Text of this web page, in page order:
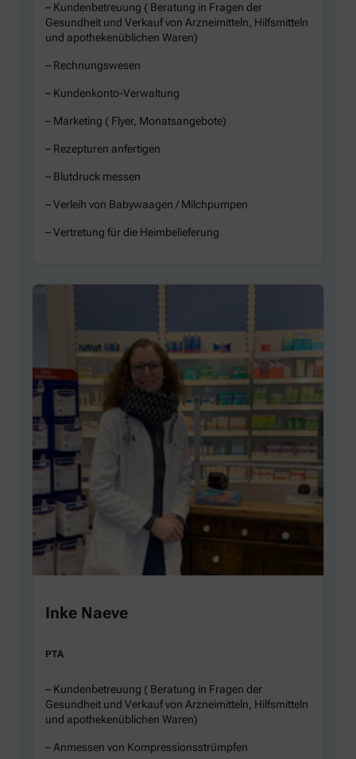
– Kundenbetreuung ( Beratung in Fragen der
Gesundheit und Verkauf von Arzneimitteln, Hilfsmitteln
und apothekenüblichen Waren)
– Rechnungswesen
– Kundenkonto-Verwaltung
– Marketing ( Flyer, Monatsangebote)
– Rezepturen anfertigen
– Blutdruck messen
– Verleih von Babywaagen / Milchpumpen
– Vertretung für die Heimbelieferung
Inke Naeve
PTA
– Kundenbetreuung ( Beratung in Fragen der
Gesundheit und Verkauf von Arzneimitteln, Hilfsmitteln
und apothekenüblichen Waren)
– Anmessen von Kompressionsstrümpfen